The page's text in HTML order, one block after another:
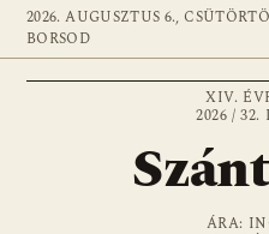
2026. AUGUSZTUS 6.,
BORSOD
XIV.
2026 / 32.
ÁRA: